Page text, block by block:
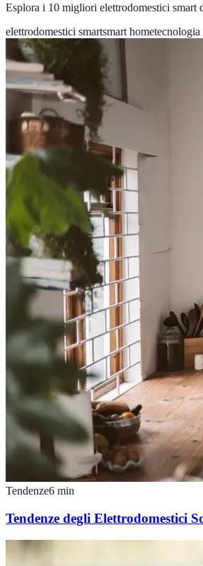
Esplora i 10 migliori elettrodomestici smart
elettrodomestici smartsmart hometecnologia
Tendenze6 min
Tendenze degli Elettrodomestici